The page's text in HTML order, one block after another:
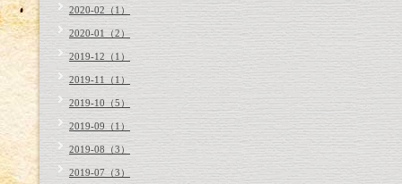
2020-02（1）
2020-01（2）
2019-12（1）
2019-11（1）
2019-10（5）
2019-09（1）
2019-08（3）
2019-07（3）